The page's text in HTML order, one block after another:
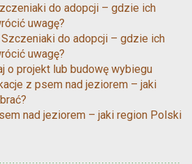
do adopcji – gdzie ich
uwagę?
Szczeniaki do adopcji – gdzie ich
uwagę?
o projekt lub budowę wybiegu
z psem nad jeziorem – jaki
nad jeziorem – jaki region Polski